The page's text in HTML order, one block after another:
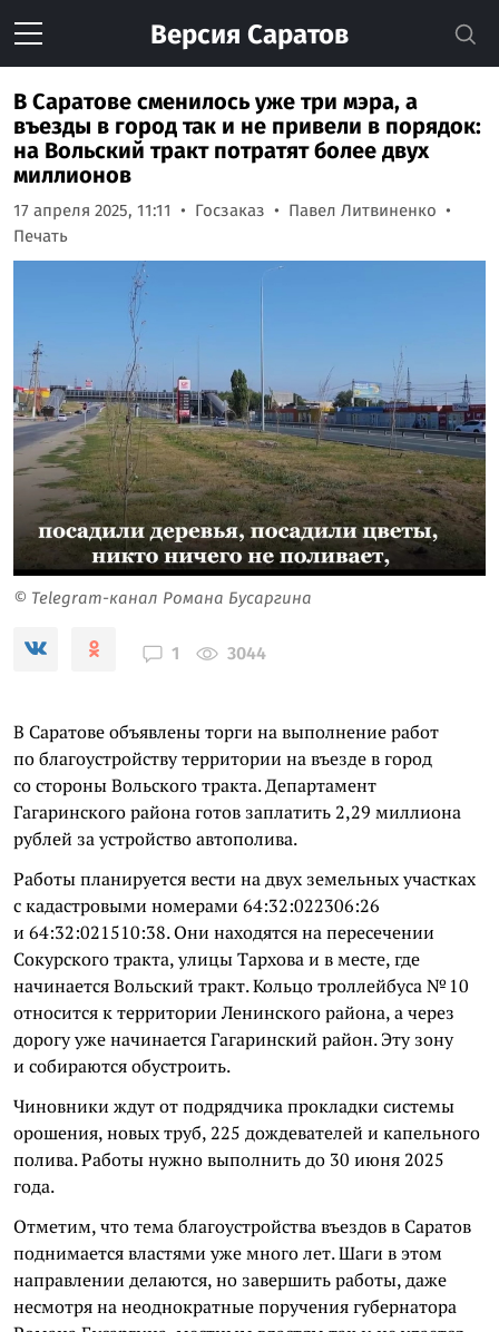
Версия Саратов
В Саратове сменилось уже три мэра, а
въезды в город так и не привели в порядок:
на Вольский тракт потратят более двух
миллионов
17 апреля 2025, 11:11 Госзаказ
Павел Литвиненко
Печать
© Telegram-канал Романа Бусаргина
1 3044
В Саратове объявлены торги на выполнение работ
по благоустройству территории на въезде в город
со стороны Вольского тракта. Департамент
Гагаринского района готов заплатить 2,29 миллиона
рублей за устройство автополива.
Работы планируется вести на двух земельных участках
с кадастровыми номерами 64:32:022306:26
и 64:32:021510:38. Они находятся на пересечении
Сокурского тракта, улицы Тархова и в месте, где
начинается Вольский тракт. Кольцо троллейбуса № 10
относится к территории Ленинского района, а через
дорогу уже начинается Гагаринский район. Эту зону
и собираются обустроить.
Чиновники ждут от подрядчика прокладки системы
орошения, новых труб, 225 дождевателей и капельного
полива. Работы нужно выполнить до 30 июня 2025
года.
Отметим, что тема благоустройства въездов в Саратов
поднимается властями уже много лет. Шаги в этом
направлении делаются, но завершить работы, даже
несмотря на неоднократные поручения губернатора